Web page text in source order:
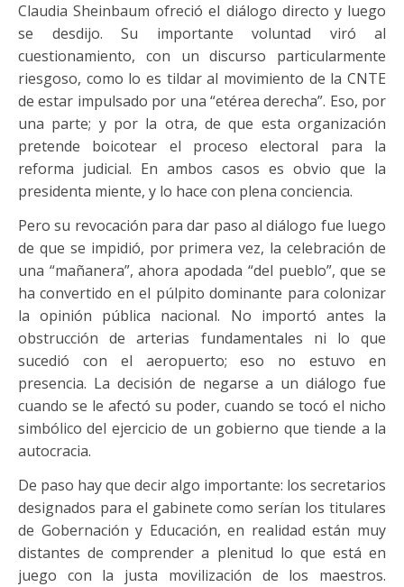
Claudia Sheinbaum ofreció el diálogo directo y luego
se desdijo. Su importante voluntad viró al
cuestionamiento, con un discurso particularmente
riesgoso, como lo es tildar al movimiento de la CNTE
de estar impulsado por una “etérea derecha”. Eso, por
una parte; y por la otra, de que esta organización
pretende boicotear el proceso electoral para la
reforma judicial. En ambos casos es obvio que la
presidenta miente, y lo hace con plena conciencia.
Pero su revocación para dar paso al diálogo fue luego
de que se impidió, por primera vez, la celebración de
una “mañanera”, ahora apodada “del pueblo”, que se
ha convertido en el púlpito dominante para colonizar
la opinión pública nacional. No importó antes la
obstrucción de arterias fundamentales ni lo que
sucedió con el aeropuerto; eso no estuvo en
presencia. La decisión de negarse a un diálogo fue
cuando se le afectó su poder, cuando se tocó el nicho
simbólico del ejercicio de un gobierno que tiende a la
autocracia.
De paso hay que decir algo importante: los secretarios
designados para el gabinete como serían los titulares
de Gobernación y Educación, en realidad están muy
distantes de comprender a plenitud lo que está en
juego con la justa movilización de los maestros.